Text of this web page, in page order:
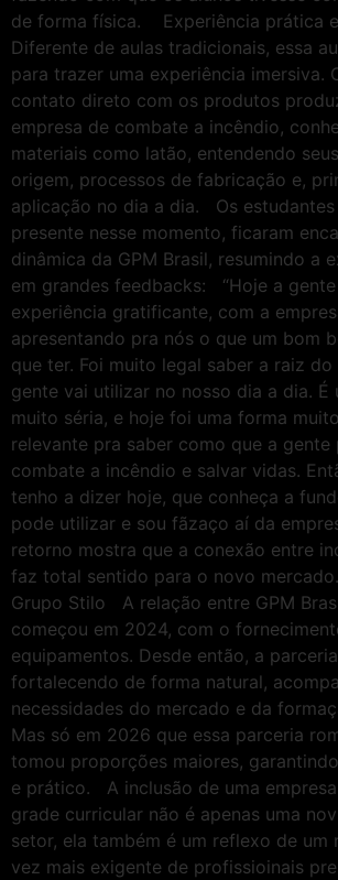
de forma física. Experiência prática
Diferente de aulas tradicionais, essa
para trazer uma experiência imersiva.
contato direto com os produtos
empresa de combate a incêndio,
materiais como latão, entendendo
origem, processos de fabricação e,
aplicação no dia a dia. Os estudantes
presente nesse momento, ficaram
dinâmica da GPM Brasil, resumindo a
em grandes feedbacks: “Hoje a
experiência gratificante, com a
apresentando pra nós o que um bom
que ter. Foi muito legal saber a raiz
gente vai utilizar no nosso dia a dia. É
muito séria, e hoje foi uma forma
relevante pra saber como que a
combate a incêndio e salvar vidas.
tenho a dizer hoje, que conheça a
pode utilizar e sou fãzaço aí da
retorno mostra que a conexão entre
faz total sentido para o novo
Grupo Stilo A relação entre GPM
começou em 2024, com o
equipamentos. Desde então, a
fortalecendo de forma natural,
necessidades do mercado e da
Mas só em 2026 que essa parceria
tomou proporções maiores,
e prático. A inclusão de uma
grade curricular não é apenas uma
setor, ela também é um reflexo de um
vez mais exigente de profissioinais